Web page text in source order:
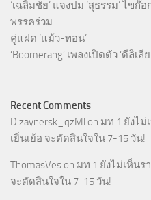
‘เฉลิมชัย’ แจงปม ‘สุธรรม’ ไข
พรรคร่วม
คู่แฝด ‘แม้ว-ทอน’
‘Boomerang’ เพลงเปิดตัว ‘ดีลิเ
Recent Comments
Dizaynersk_qzMl on มท.1 ยังไม่
เยิ่นเย้อ จะตัดสินใจใน 7-15 วัน!
ThomasVes on มท.1 ยังไม่เห็นร
จะตัดสินใจใน 7-15 วัน!